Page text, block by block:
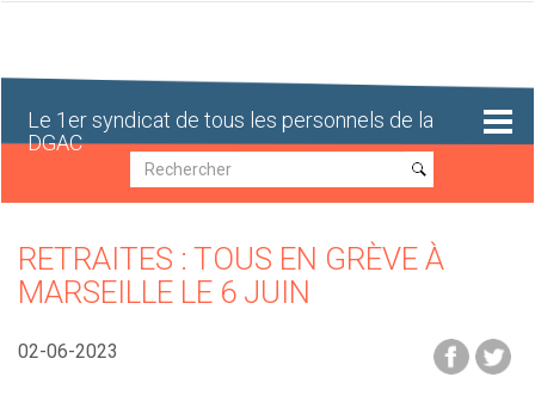
Le 1er syndicat de tous les personnels de la
DGAC
Recherche
Recherche
RETRAITES : TOUS EN GRÈVE À
MARSEILLE LE 6 JUIN
02-06-2023